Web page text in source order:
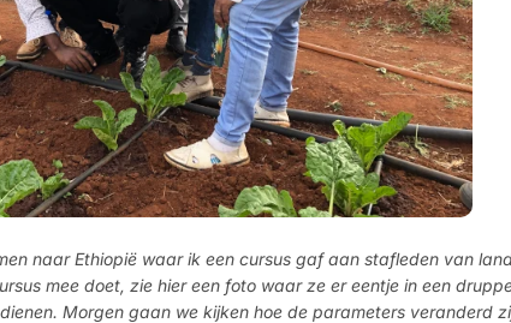
naar Ethiopië waar ik een cursus gaf aan stafleden van
mee doet, zie hier een foto waar ze er eentje in een
Morgen gaan we kijken hoe de parameters veranderd